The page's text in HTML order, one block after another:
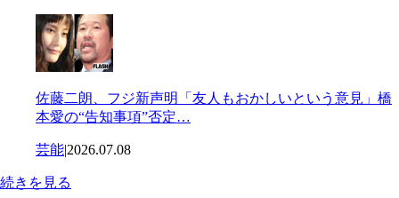
佐藤二朗、フジ新声明「友人もおかしいという意見」橋
本愛の“告知事項”否定…
芸能|2026.07.08
続きを見る